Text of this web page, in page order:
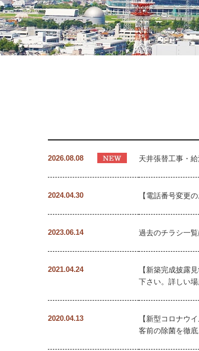
2026.08.08 天井張替工事・
2024.04.30 【電話番号変更
2023.06.14 過去のチラシ一
2021.04.24
【新築完成披露
下さい。詳しい
2020.04.13
【新型コロナウ
客前の除菌を徹